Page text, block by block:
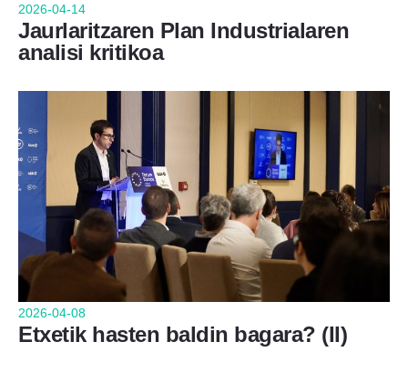
2026-04-14
Jaurlaritzaren Plan Industrialaren
analisi kritikoa
2026-04-08
Etxetik hasten baldin bagara? (II)